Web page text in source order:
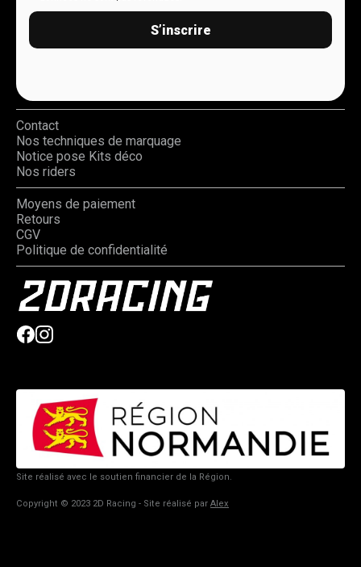
S’inscrire
Contact
Nos techniques de marquage
Notice pose Kits déco
Nos riders
Moyens de paiement
Retours
CGV
Politique de confidentialité
Site réalisé avec le soutien financier de la Région.
Copyright © 2023 2D Racing - Site réalisé par Alex